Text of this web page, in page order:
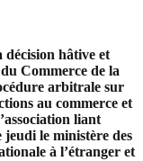
décision hâtive et
Commerce de la
arbitrale sur
au commerce et
liant
jeudi le ministère des
à l’étranger et